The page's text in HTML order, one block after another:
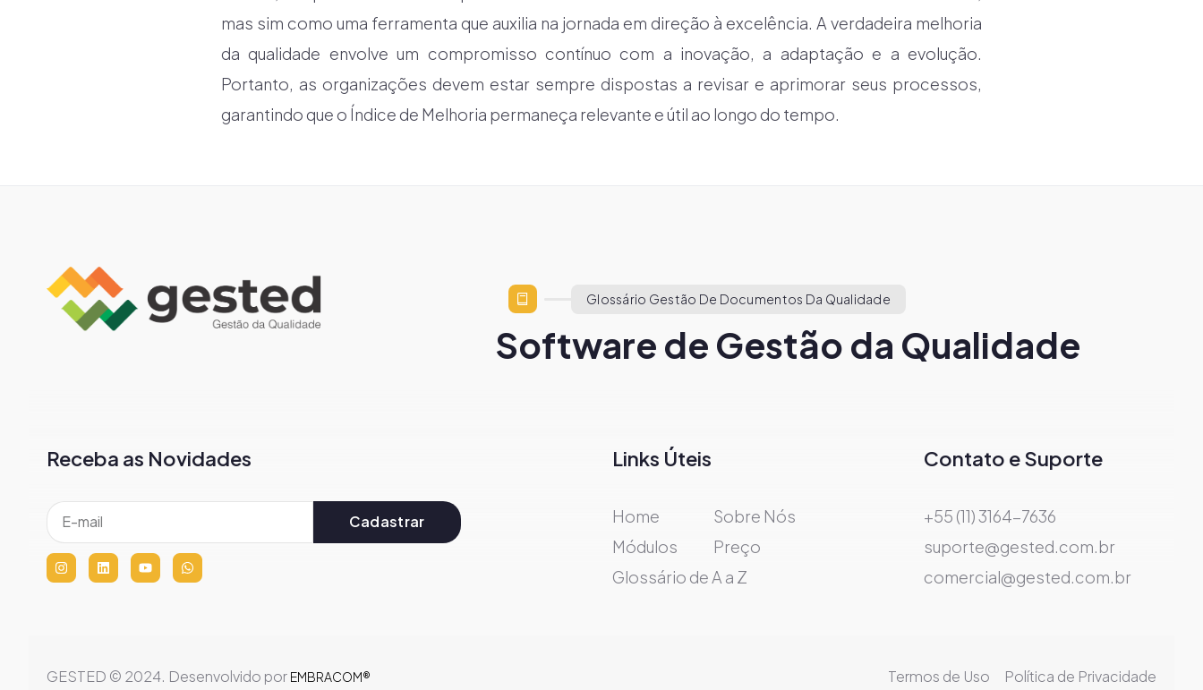
mas sim como uma ferramenta que auxilia na jornada em direção à excelência. A verdadeira melhoria
da qualidade envolve um compromisso contínuo com a inovação, a adaptação e a evolução.
Portanto, as organizações devem estar sempre dispostas a revisar e aprimorar seus processos,
garantindo que o Índice de Melhoria permaneça relevante e útil ao longo do tempo.
Glossário Gestão De Documentos Da Qualidade
Software de Gestão da Qualidade
Receba as Novidades
Cadastrar
Links Úteis
Home
Sobre Nós
Módulos
Preço
Glossário de A a Z
Contato e Suporte
+55 (11) 3164-7636
suporte@gested.com.br
comercial@gested.com.br
GESTED © 2024. Desenvolvido por EMBRACOM® Termos de Uso Política de Privacidade